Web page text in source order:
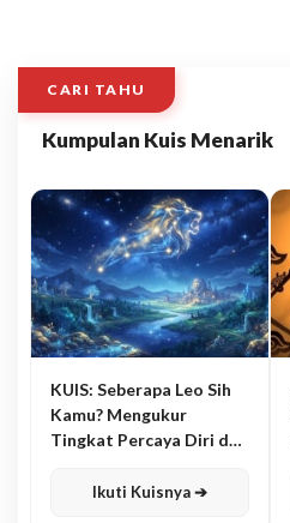
CARI TAHU
Kumpulan Kuis Menarik
KUIS: Seberapa Leo Sih
Kamu? Mengukur
Tingkat Percaya Diri dan
Ikuti Kuisnya ➔